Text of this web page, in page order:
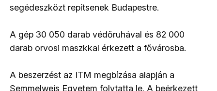
segédeszközt repítsenek Budapestre.
A gép 30 050 darab védőruhával és 82 000
darab orvosi maszkkal érkezett a fővárosba.
A beszerzést az ITM megbízása alapján a
Semmelweis Egyetem folytatta le. A beérkezett